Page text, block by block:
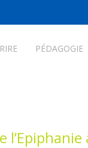
PÉDAGOGIE